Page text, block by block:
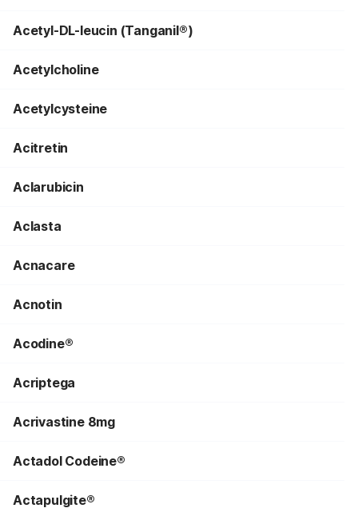
Acetyl-DL-leucin (Tanganil®)
Acetylcholine
Acetylcysteine
Acitretin
Aclarubicin
Aclasta
Acnacare
Acnotin
Acodine®
Acriptega
Acrivastine 8mg
Actadol Codeine®
Actapulgite®